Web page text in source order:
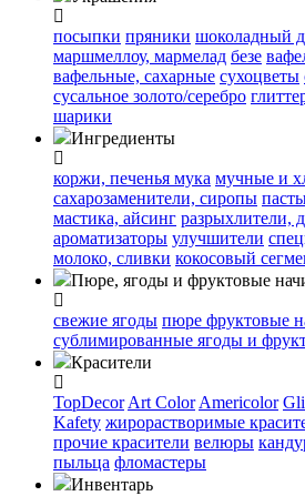
посыпки пряники шоколадный
маршмеллоу, мармелад безе
вафельные, сахарные сухоцветы
сусальное золото/серебро
шарики
Ингредиенты
коржи, печенья мука мучные и
сахарозаменители, сиропы
мастика, айсинг разрыхлители,
ароматизаторы улучшители
молоко, сливки кокосовый
Пюре, ягоды и фруктовые
свежие ягоды пюре фруктовые
сублимированные ягоды и
Красители
TopDecor Art Color Americolor
Kafety жирорастворимые
прочие красители велюры
пыльца фломастеры
Инвентарь